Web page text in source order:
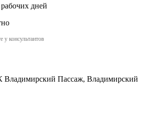
дней
у консультантов
Владимирский Пассаж, Владимирский